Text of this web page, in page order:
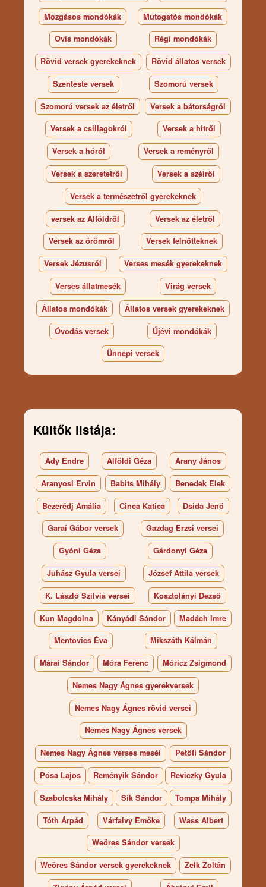
Mozgásos mondókák Mutogatós mondókák
Ovis mondókák Régi mondókák
Rövid versek gyerekeknek Rövid állatos versek
Szenteste versek Szomorú versek
Szomorú versek az életről Versek a bátorságról
Versek a csillagokról Versek a hitről
Versek a hóról Versek a reményről
Versek a szeretetről Versek a szélről
Versek a természetről gyerekeknek
versek az Alföldről Versek az életről
Versek az örömről Versek felnőtteknek
Versek Jézusról Verses mesék gyerekeknek
Verses állatmesék Virág versek
Állatos mondókák Állatos versek gyerekeknek
Óvodás versek Újévi mondókák
Ünnepi versek
Kültők listája:
Ady Endre Alföldi Géza Arany János
Aranyosi Ervin Babits Mihály Benedek Elek
Bezerédj Amália Cinca Katica Dsida Jenő
Garai Gábor versek Gazdag Erzsi versei
Gyóni Géza Gárdonyi Géza
Juhász Gyula versei József Attila versek
K. László Szilvia versei Kosztolányi Dezső
Kun Magdolna Kányádi Sándor Madách Imre
Mentovics Éva Mikszáth Kálmán
Márai Sándor Móra Ferenc Móricz Zsigmond
Nemes Nagy Ágnes gyerekversek
Nemes Nagy Ágnes rövid versei
Nemes Nagy Ágnes versek
Nemes Nagy Ágnes verses meséi Petőfi Sándor
Pósa Lajos Reményik Sándor Reviczky Gyula
Szabolcska Mihály Sík Sándor Tompa Mihály
Tóth Árpád Várfalvy Emőke Wass Albert
Weöres Sándor versek
Weöres Sándor versek gyerekeknek Zelk Zoltán